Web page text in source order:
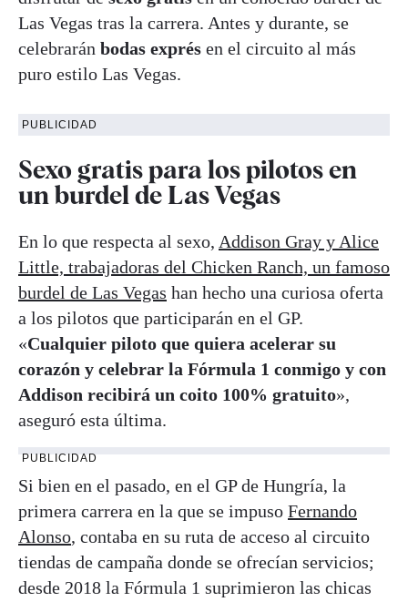
Las Vegas tras la carrera. Antes y durante, se
celebrarán bodas exprés en el circuito al más
puro estilo Las Vegas.
PUBLICIDAD
Sexo gratis para los pilotos en
un burdel de Las Vegas
En lo que respecta al sexo, Addison Gray y Alice
Little, trabajadoras del Chicken Ranch, un famoso
burdel de Las Vegas han hecho una curiosa oferta
a los pilotos que participarán en el GP.
«Cualquier piloto que quiera acelerar su
corazón y celebrar la Fórmula 1 conmigo y con
Addison recibirá un coito 100% gratuito»,
aseguró esta última.
PUBLICIDAD
Si bien en el pasado, en el GP de Hungría, la
primera carrera en la que se impuso Fernando
Alonso, contaba en su ruta de acceso al circuito
tiendas de campaña donde se ofrecían servicios;
desde 2018 la Fórmula 1 suprimieron las chicas